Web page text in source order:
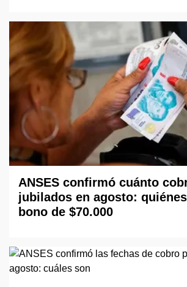
ANSES confirmó cuánto
jubilados en agosto:
bono de $70.000